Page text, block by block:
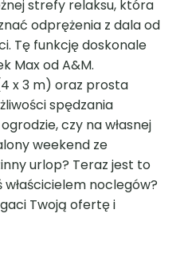
strefy relaksu, która
odprężenia z dala od
Tę funkcję doskonale
Max od A&M.
x 3 m) oraz prosta
spędzania
czy na własnej
weekend ze
urlop? Teraz jest to
właścicielem noclegów?
Twoją ofertę i